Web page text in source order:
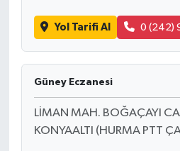
Yol Tarifi Al 0 (242)
Güney Eczanesi
LİMAN MAH. BOĞAÇAYI
KONYAALTI (HURMA PTT